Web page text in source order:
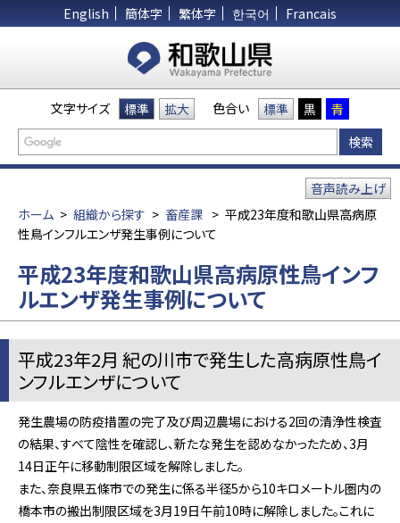
English 簡体字 繁体字 한국어 Francais
文字サイズ 標準 拡大 色合い 標準 黒 青
ホーム > 組織から探す > 畜産課 > 平成23年度和歌山県高病原
性鳥インフルエンザ発生事例について
音声読み上げ
平成23年度和歌山県高病原性鳥インフ
ルエンザ発生事例について
平成23年2月 紀の川市で発生した高病原性鳥イ
ンフルエンザについて
発生農場の防疫措置の完了及び周辺農場における2回の清浄性検査
の結果、すべて陰性を確認し、新たな発生を認めなかったため、3月
14日正午に移動制限区域を解除しました。
また、奈良県五條市での発生に係る半径5から10キロメートル圏内の
橋本市の搬出制限区域を3月19日午前10時に解除しました。これに